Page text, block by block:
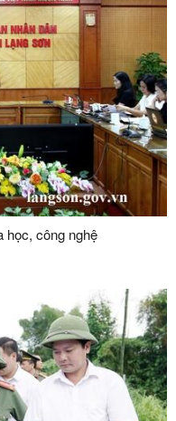
học, công nghệ